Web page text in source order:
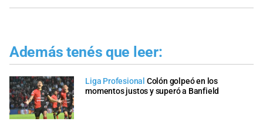
Además tenés que leer:
Liga Profesional Colón golpeó en los
momentos justos y superó a Banfield